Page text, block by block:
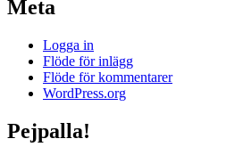
Meta
Logga in
Flöde för inlägg
Flöde för kommentarer
WordPress.org
Pejpalla!